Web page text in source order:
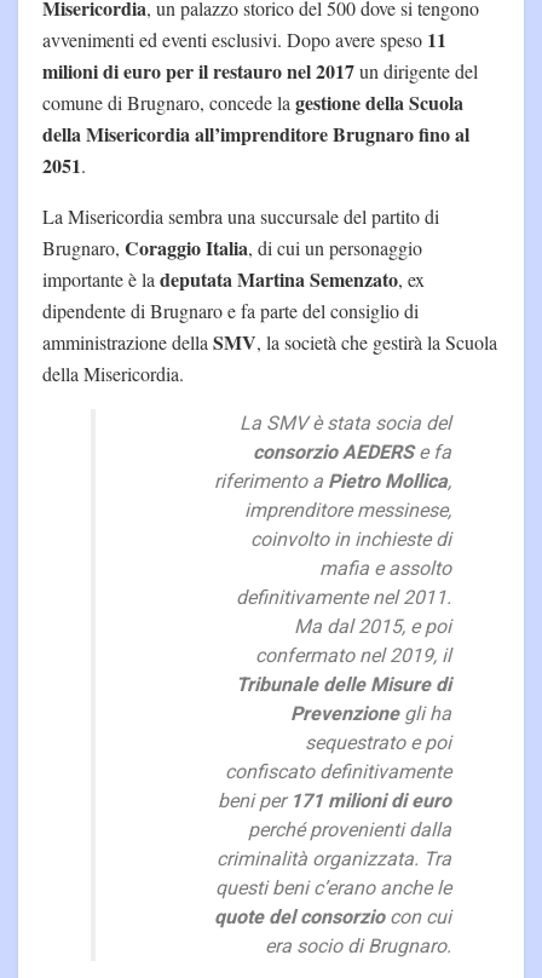
Misericordia, un palazzo storico del 500 dove si tengono
avvenimenti ed eventi esclusivi. Dopo avere speso 11
milioni di euro per il restauro nel 2017un dirigente del
comune di Brugnaro, concede la gestione della Scuola
della Misericordia all’imprenditore Brugnaro fino al
2051.
La Misericordia sembra una succursale del partito di
Brugnaro, Coraggio Italia, di cui un personaggio
importante è la deputata Martina Semenzato, ex
dipendente di Brugnaro e fa parte del consiglio di
amministrazione della SMV, la società che gestirà la Scuola
della Misericordia.
La SMV è stata socia del
consorzio AEDERSe fa
riferimento a Pietro Mollica,
imprenditore messinese,
coinvolto in inchieste di
mafia e assolto
definitivamente nel 2011.
Ma dal 2015, e poi
confermato nel 2019, il
Tribunale delle Misure di
Prevenzionegli ha
sequestrato e poi
confiscato definitivamente
beni per 171 milioni di euro
perché provenienti dalla
criminalità organizzata. Tra
questi beni c’erano anche le
quote del consorziocon cui
era socio di Brugnaro.